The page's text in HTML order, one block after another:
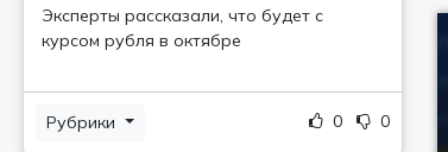
Эксперты рассказали, что будет с
курсом рубля в октябре
Рубрики 0 0